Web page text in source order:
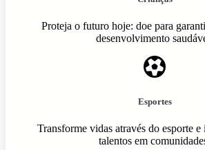
Proteja o futuro hoje: doe para
desenvolvimento
Esportes
Transforme vidas através do esporte
talentos em